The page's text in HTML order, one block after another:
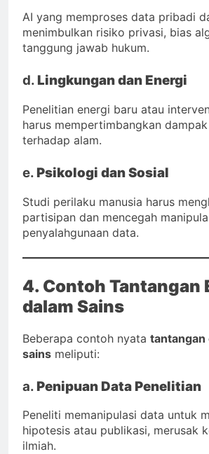
AI yang memproses data pribadi
menimbulkan risiko privasi, bias
tanggung jawab hukum.
d. Lingkungan dan Energi
Penelitian energi baru atau
harus mempertimbangkan
terhadap alam.
e. Psikologi dan Sosial
Studi perilaku manusia harus
partisipan dan mencegah
penyalahgunaan data.
4. Contoh Tantangan
dalam Sains
Beberapa contoh nyata tantangan
sains meliputi:
a. Penipuan Data Penelitian
Peneliti memanipulasi data untuk
hipotesis atau publikasi, merusak
ilmiah.